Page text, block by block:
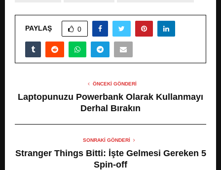
PAYLAŞ 0
ÖNCEKI GÖNDERI
Laptopunuzu Powerbank Olarak Kullanmayı
Derhal Bırakın
SONRAKI GÖNDERI
Stranger Things Bitti: İşte Gelmesi Gereken 5
Spin-off